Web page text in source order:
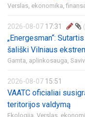
Verslas, ekonomika,
2026-08-07 17:31
„Energesman“:
šališki Vilniaus
Gamta, aplinkosauga,
2026-08-07 15:51
VAATC oficialiai
teritorijos valdymą
Ekologija, Verslas,